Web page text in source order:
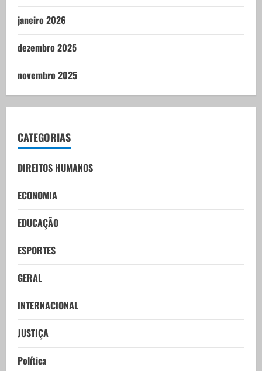
janeiro 2026
dezembro 2025
novembro 2025
CATEGORIAS
DIREITOS HUMANOS
ECONOMIA
EDUCAÇÃO
ESPORTES
GERAL
INTERNACIONAL
JUSTIÇA
Política